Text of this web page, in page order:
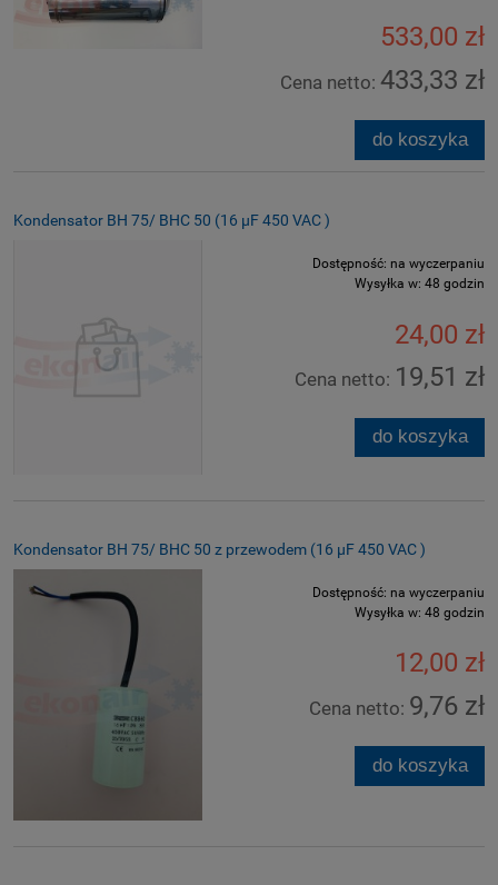
533,00 zł
Cena netto: 433,33 zł
do koszyka
Kondensator BH 75/ BHC 50 (16 µF 450 VAC )
Dostępność: na wyczerpaniu
Wysyłka w: 48 godzin
24,00 zł
Cena netto: 19,51 zł
do koszyka
Kondensator BH 75/ BHC 50 z przewodem (16 µF 450 VAC )
Dostępność: na wyczerpaniu
Wysyłka w: 48 godzin
12,00 zł
Cena netto: 9,76 zł
do koszyka